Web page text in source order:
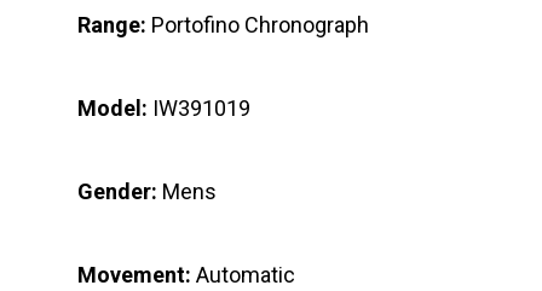
Range: Portofino Chronograph
Model: IW391019
Gender: Mens
Movement: Automatic